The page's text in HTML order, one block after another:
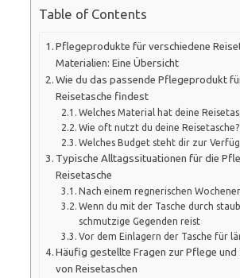
Table of Contents
Pflegeprodukte für verschiedene
Materialien: Eine Übersicht
Wie du das passende Pflegeprodukt
Reisetasche findest
Welches Material hat deine
Wie oft nutzt du deine Reisetasche?
Welches Budget steht dir zur
Typische Alltagssituationen für die
Reisetasche
Nach einem regnerischen
Wenn du mit der Tasche durch
schmutzige Gegenden reist
Vor dem Einlagern der Tasche für
Häufig gestellte Fragen zur Pflege und
von Reisetaschen